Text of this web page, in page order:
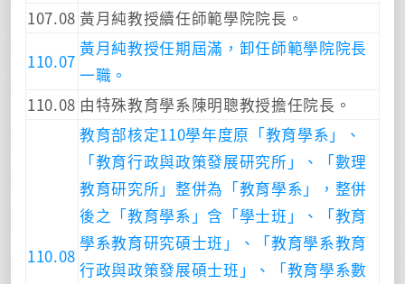
107.08 黃月純教授續任師範學院院長。
110.07
黃月純教授任期屆滿，卸任師範學院院長
一職。
110.08 由特殊教育學系陳明聰教授擔任院長。
110.08
教育部核定110學年度原「教育學系」、
「教育行政與政策發展研究所」、「數理
教育研究所」整併為「教育學系」，整併
後之「教育學系」含「學士班」、「教育
學系教育研究碩士班」、「教育學系教育
行政與政策發展碩士班」、「教育學系數